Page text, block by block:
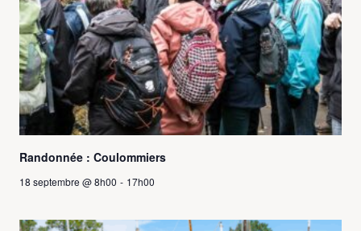
Randonnée : Coulommiers
18 septembre @ 8h00 - 17h00